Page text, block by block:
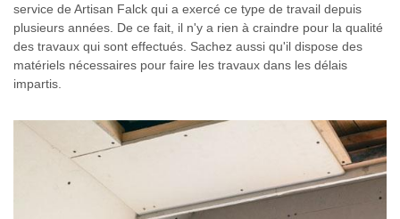
service de Artisan Falck qui a exercé ce type de travail depuis
plusieurs années. De ce fait, il n'y a rien à craindre pour la qualité
des travaux qui sont effectués. Sachez aussi qu'il dispose des
matériels nécessaires pour faire les travaux dans les délais
impartis.